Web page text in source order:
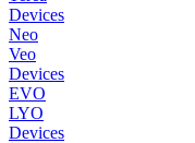
Devices
Neo
Veo
Devices
EVO
LYO
Devices